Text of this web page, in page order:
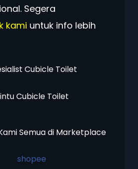
Segera
kami untuk info lebih
Semua di Marketplace